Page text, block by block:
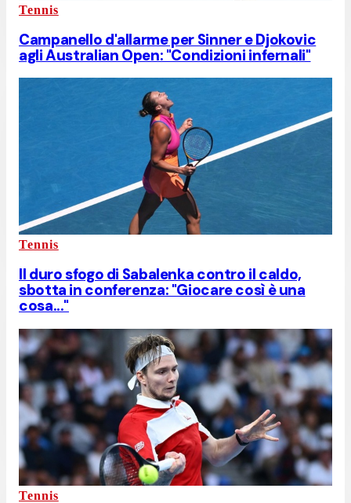
Tennis
Campanello d'allarme per Sinner e Djokovic
agli Australian Open: "Condizioni infernali"
Tennis
Il duro sfogo di Sabalenka contro il caldo,
sbotta in conferenza: "Giocare così è una
cosa..."
Tennis